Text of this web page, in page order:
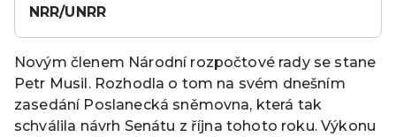
NRR/UNRR
Novým členem Národní rozpočtové rady se stane
Petr Musil. Rozhodla o tom na svém dnešním
zasedání Poslanecká sněmovna, která tak
schválila návrh Senátu z října tohoto roku. Výkonu